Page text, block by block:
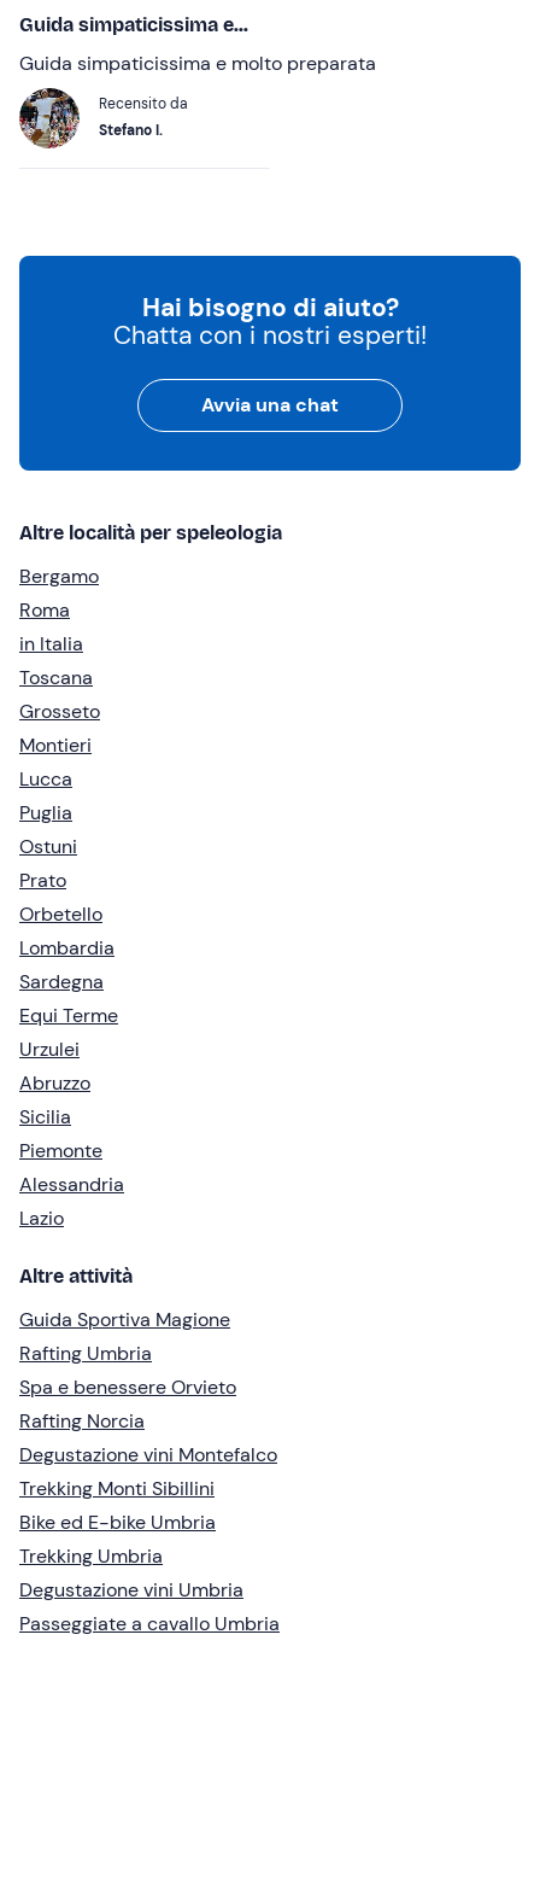
Guida simpaticissima e...
Guida simpaticissima e molto preparata
Recensito da
Stefano I.
Hai bisogno di aiuto?
Chatta con i nostri esperti!
Avvia una chat
Altre località per speleologia
Bergamo
Roma
in Italia
Toscana
Grosseto
Montieri
Lucca
Puglia
Ostuni
Prato
Orbetello
Lombardia
Sardegna
Equi Terme
Urzulei
Abruzzo
Sicilia
Piemonte
Alessandria
Lazio
Altre attività
Guida Sportiva Magione
Rafting Umbria
Spa e benessere Orvieto
Rafting Norcia
Degustazione vini Montefalco
Trekking Monti Sibillini
Bike ed E-bike Umbria
Trekking Umbria
Degustazione vini Umbria
Passeggiate a cavallo Umbria